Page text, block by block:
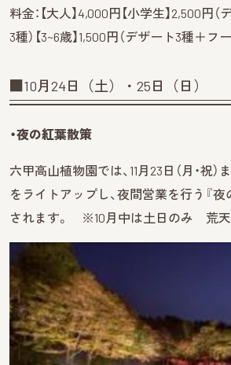
料金：【大人】4,000円【小学生】2,500円
3種）【3~6歳】1,500円（デザート3種＋フー
■10月24日（土）・25日（日）
・夜の紅葉散策
六甲高山植物園では、11月23日（月・祝
をライトアップし、夜間営業を行う『夜
されます。 ※10月中は土日のみ 荒